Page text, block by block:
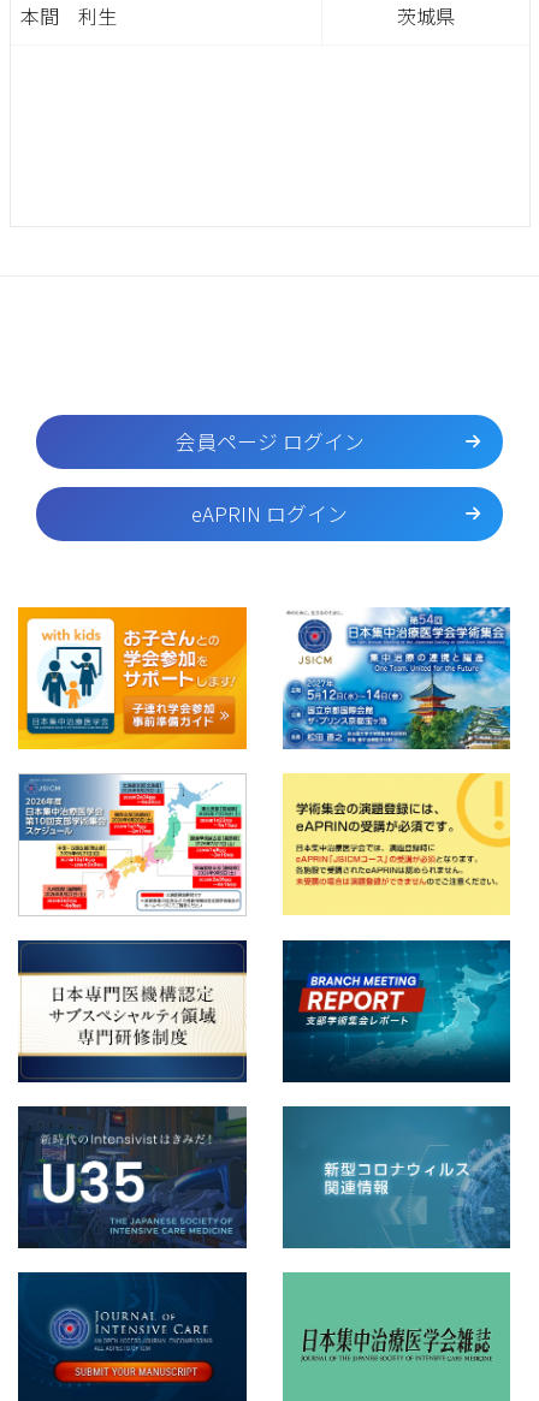
本間 利生 茨城県
会員ページ ログイン
eAPRIN ログイン